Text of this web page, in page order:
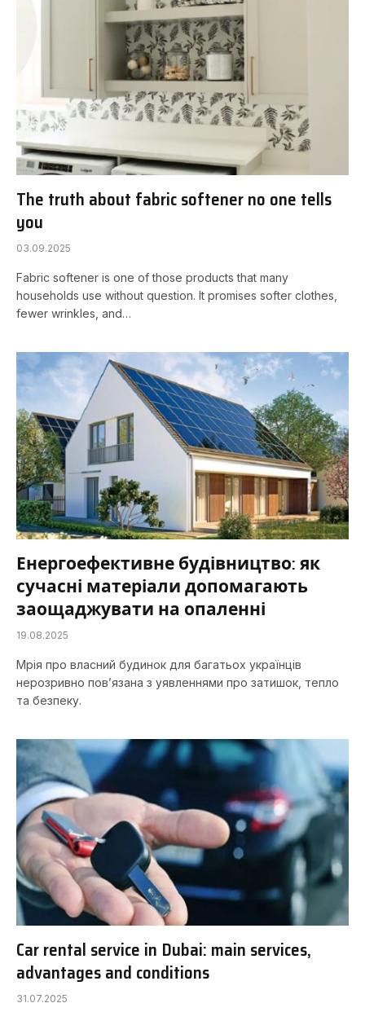
The truth about fabric softener no one tells
you
03.09.2025
Fabric softener is one of those products that many
households use without question. It promises softer clothes,
fewer wrinkles, and…
Енергоефективне будівництво: як
сучасні матеріали допомагають
заощаджувати на опаленні
19.08.2025
Мрія про власний будинок для багатьох українців
нерозривно пов’язана з уявленнями про затишок, тепло
та безпеку.
Car rental service in Dubai: main services,
advantages and conditions
31.07.2025